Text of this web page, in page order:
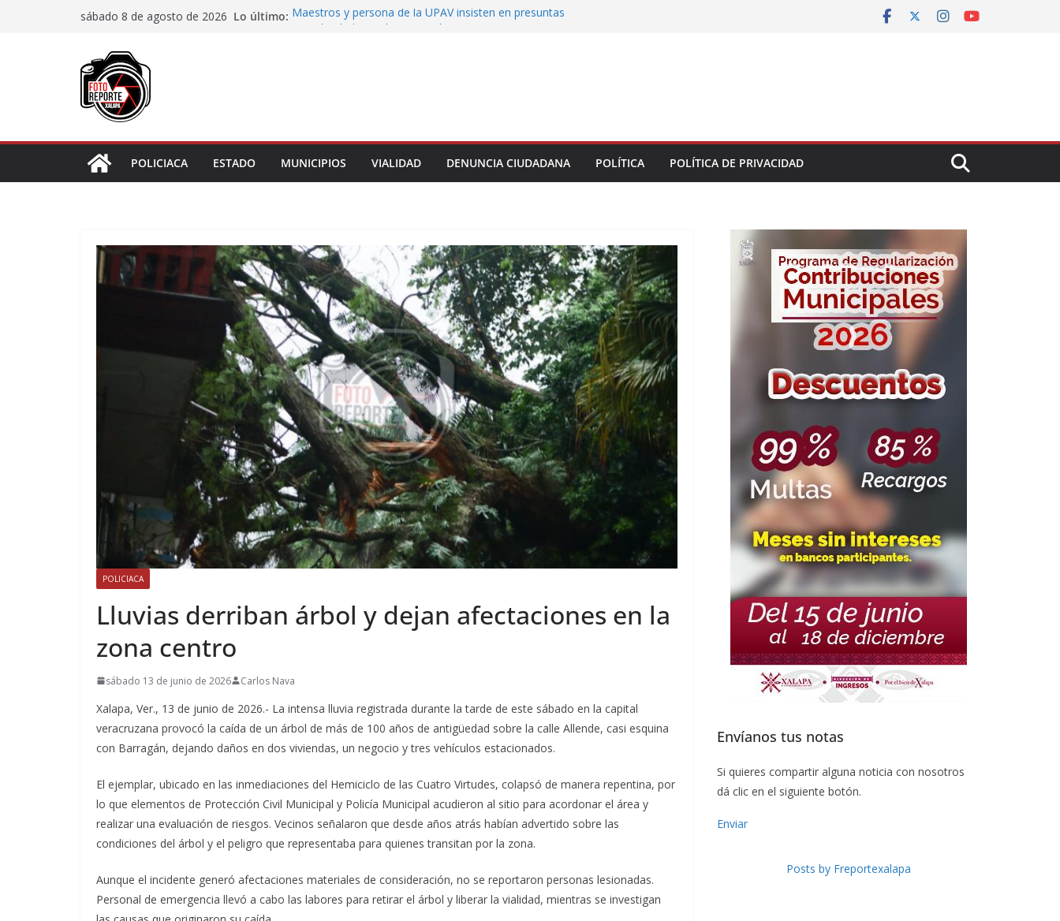
sábado 8 de agosto de 2026 Lo último: Maestros y persona de la UPAV insisten en presuntas
Impulsa Ayuntamiento de Veracruz la cultura de la prevención
en la niñez del municipio
POLICIACA ESTADO MUNICIPIOS VIALIDAD DENUNCIA CIUDADANA POLÍTICA POLÍTICA DE PRIVACIDAD
POLICIACA
Lluvias derriban árbol y dejan afectaciones en la
zona centro
sábado 13 de junio de 2026 Carlos Nava
Xalapa, Ver., 13 de junio de 2026.- La intensa lluvia registrada durante la tarde de este sábado en la capital
veracruzana provocó la caída de un árbol de más de 100 años de antigüedad sobre la calle Allende, casi esquina
con Barragán, dejando daños en dos viviendas, un negocio y tres vehículos estacionados.
El ejemplar, ubicado en las inmediaciones del Hemiciclo de las Cuatro Virtudes, colapsó de manera repentina, por
lo que elementos de Protección Civil Municipal y Policía Municipal acudieron al sitio para acordonar el área y
realizar una evaluación de riesgos. Vecinos señalaron que desde años atrás habían advertido sobre las
condiciones del árbol y el peligro que representaba para quienes transitan por la zona.
Aunque el incidente generó afectaciones materiales de consideración, no se reportaron personas lesionadas.
Personal de emergencia llevó a cabo las labores para retirar el árbol y liberar la vialidad, mientras se investigan
Envíanos tus notas
Si quieres compartir alguna noticia con nosotros
dá clic en el siguiente botón.
Enviar
Posts by Freportexalapa